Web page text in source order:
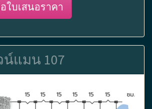
ใบเสนอราคา
แมน 107